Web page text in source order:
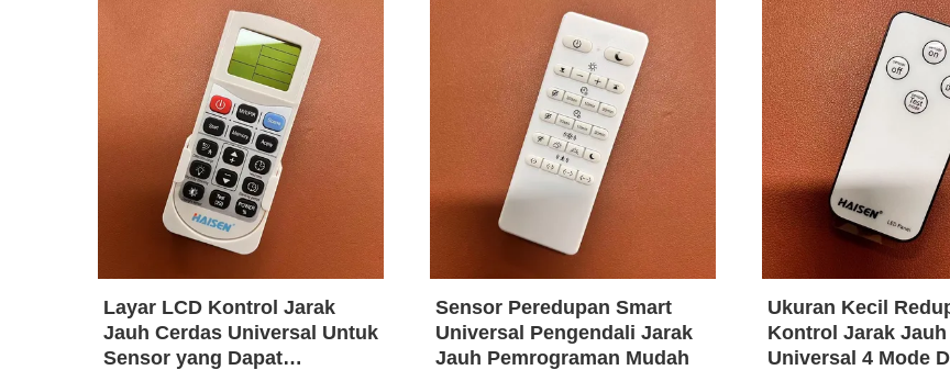
Layar LCD Kontrol Jarak
Jauh Cerdas Universal Untuk
Sensor yang Dapat
Sensor Peredupan Smart
Universal Pengendali Jarak
Jauh Pemrograman Mudah
Ukuran Kecil
Kontrol Jarak
Universal 4 Mode